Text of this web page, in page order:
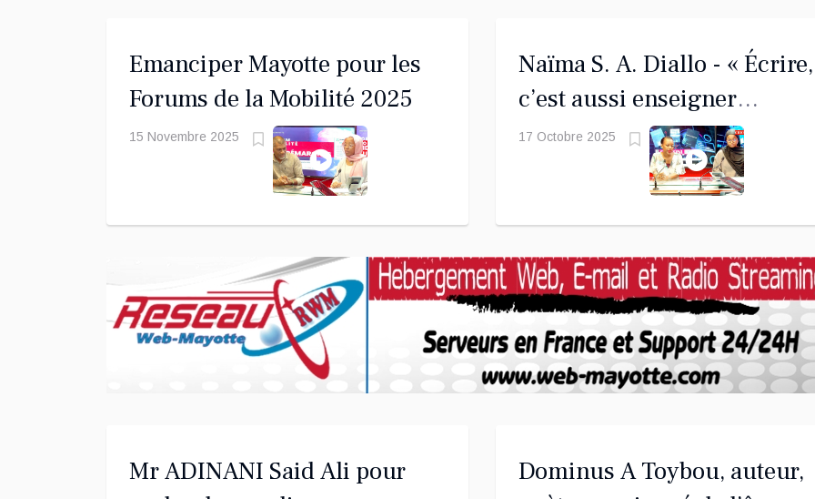
Emanciper Mayotte pour les
Forums de la Mobilité 2025
15 Novembre 2025
Naïma S. A. Diallo - « Écrire,
c’est aussi enseigner
autrement »
17 Octobre 2025
Mr ADINANI Said Ali pour
Dominus A Toybou, auteur,